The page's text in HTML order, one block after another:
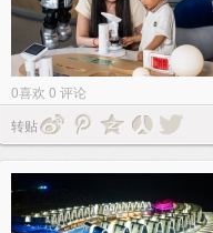
0喜欢 0 评论
转贴